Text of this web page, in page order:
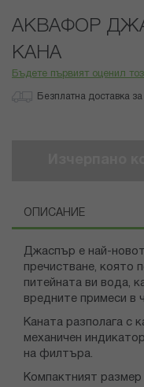
началото
галерия
със
АКВАФОР
КАНА
Бъдете първият оценил
Безплатна доставка
ОПИСАНИЕ
Джаспър е най-
пречистване, която
питейната ви вода,
вредните примеси в
Каната разполага с
механичен
на филтъра.
Компактният